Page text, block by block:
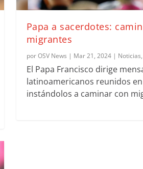
Papa a sacerdotes:
migrantes
porOSV News | Mar 21, 2024| Noticias,
El Papa Francisco dirige
latinoamericanos reunidos
instándolos a caminar con